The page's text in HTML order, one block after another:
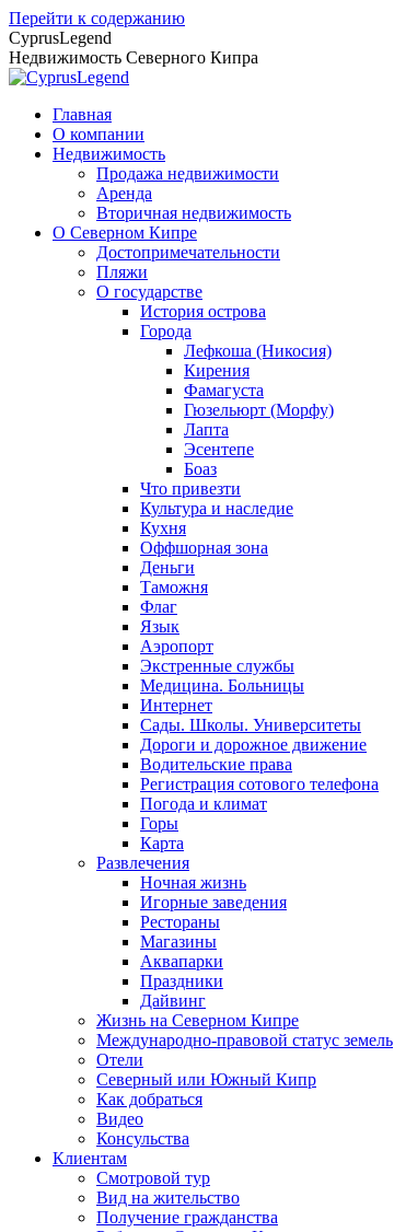
Перейти к содержанию
CyprusLegend
Недвижимость Северного Кипра
Главная
О компании
Недвижимость
Продажа недвижимости
Аренда
Вторичная недвижимость
О Северном Кипре
Достопримечательности
Пляжи
О государстве
История острова
Города
Лефкоша (Никосия)
Кирения
Фамагуста
Гюзельюрт (Морфу)
Лапта
Эсентепе
Боаз
Что привезти
Культура и наследие
Кухня
Оффшорная зона
Деньги
Таможня
Флаг
Язык
Аэропорт
Экстренные службы
Медицина. Больницы
Интернет
Сады. Школы. Университеты
Дороги и дорожное движение
Водительские права
Регистрация сотового телефона
Погода и климат
Горы
Карта
Развлечения
Ночная жизнь
Игорные заведения
Рестораны
Магазины
Аквапарки
Праздники
Дайвинг
Жизнь на Северном Кипре
Международно-правовой статус земель
Отели
Северный или Южный Кипр
Как добраться
Видео
Консульства
Клиентам
Смотровой тур
Вид на жительство
Получение гражданства